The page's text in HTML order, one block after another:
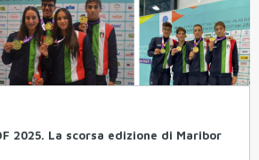
2025. La scorsa edizione di Maribor